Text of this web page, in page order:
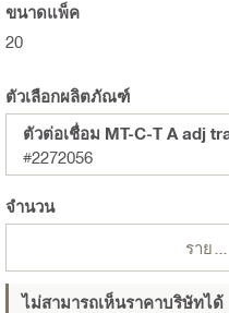
ขนาดแพ็ค
20
ตัวเลือกผลิตภัณฑ์
ตัวต่อเชื่อม MT-C-T A adj
#2272056
จำนวน
ไม่สามารถเห็นราคาบริษัทได้